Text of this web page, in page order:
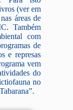
(ver em
áreas de
Também
com
de
e represas
vem
do
no